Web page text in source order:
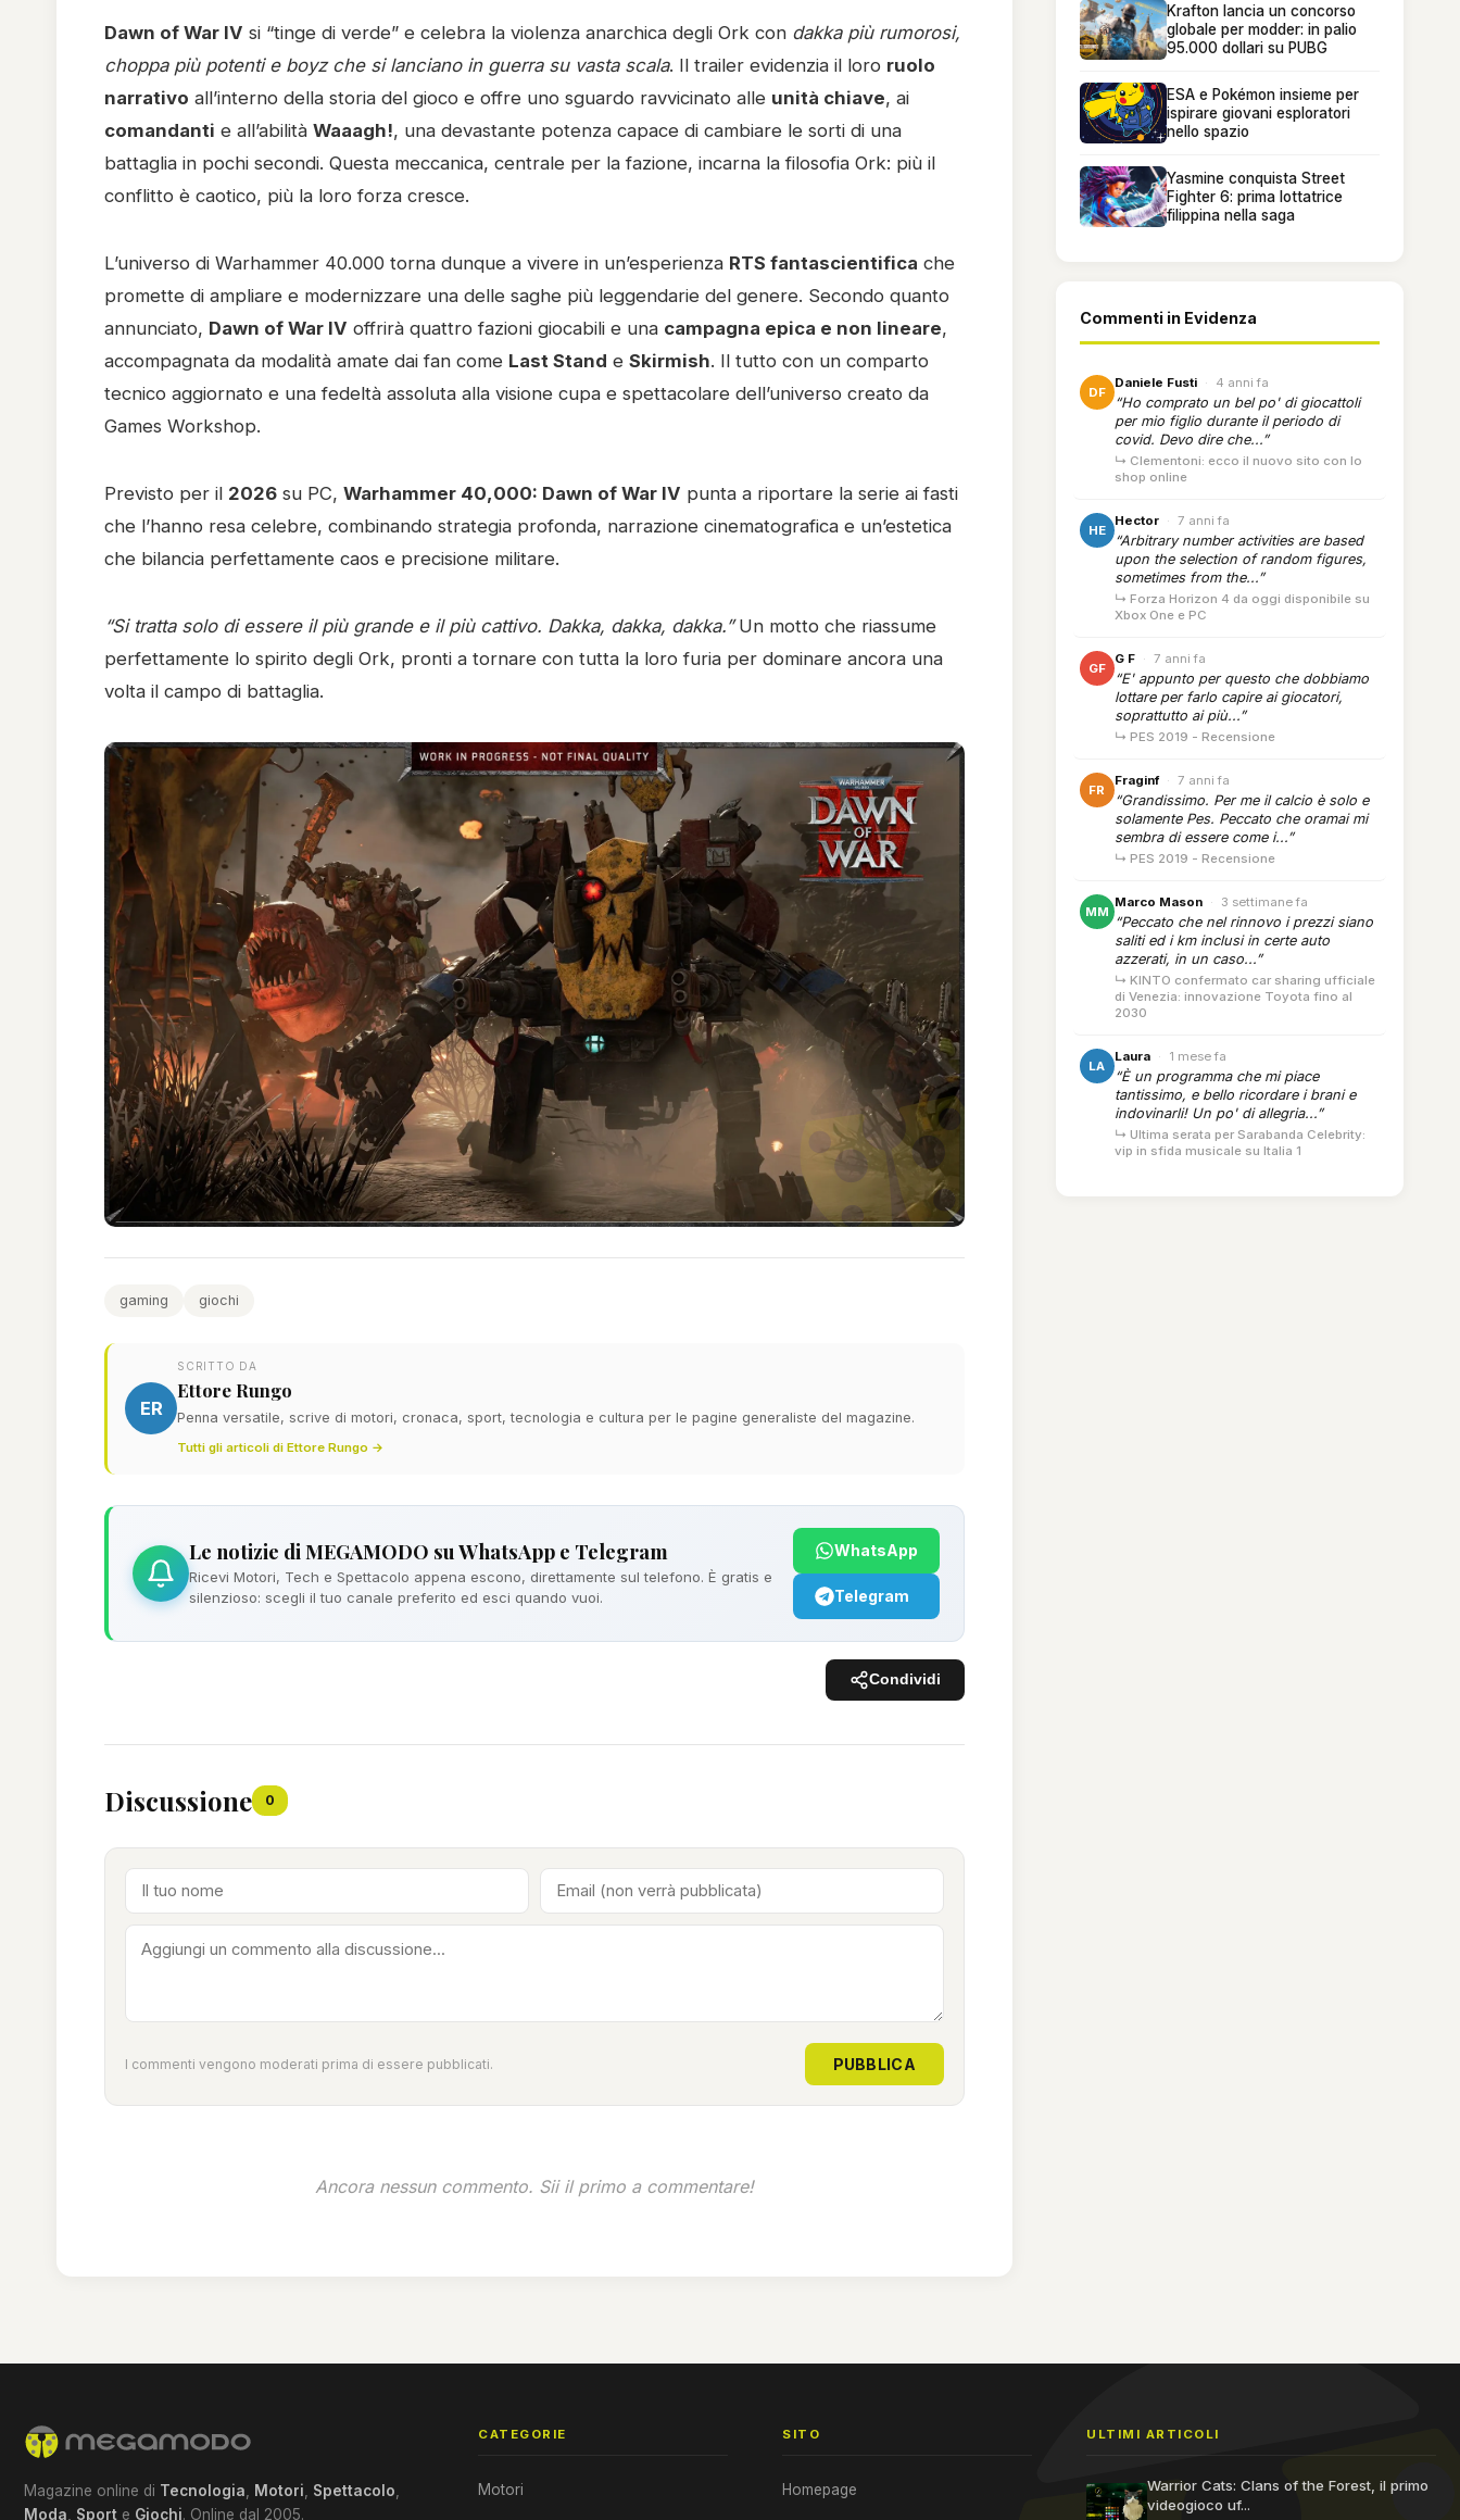
Dawn of War IV si “tinge di verde” e celebra la violenza anarchica degli Ork con dakka più rumorosi,
choppa più potenti e boyz che si lanciano in guerra su vasta scala. Il trailer evidenzia il loro ruolo
narrativo all’interno della storia del gioco e offre uno sguardo ravvicinato alle unità chiave, ai
comandanti e all’abilità Waaagh!, una devastante potenza capace di cambiare le sorti di una
battaglia in pochi secondi. Questa meccanica, centrale per la fazione, incarna la filosofia Ork: più il
conflitto è caotico, più la loro forza cresce.
L’universo di Warhammer 40.000 torna dunque a vivere in un’esperienza RTS fantascientifica che
promette di ampliare e modernizzare una delle saghe più leggendarie del genere. Secondo quanto
annunciato, Dawn of War IV offrirà quattro fazioni giocabili e una campagna epica e non lineare,
accompagnata da modalità amate dai fan come Last Stand e Skirmish. Il tutto con un comparto
tecnico aggiornato e una fedeltà assoluta alla visione cupa e spettacolare dell’universo creato da
Games Workshop.
Previsto per il 2026 su PC, Warhammer 40,000: Dawn of War IV punta a riportare la serie ai fasti
che l’hanno resa celebre, combinando strategia profonda, narrazione cinematografica e un’estetica
che bilancia perfettamente caos e precisione militare.
“Si tratta solo di essere il più grande e il più cattivo. Dakka, dakka, dakka.”Un motto che riassume
perfettamente lo spirito degli Ork, pronti a tornare con tutta la loro furia per dominare ancora una
volta il campo di battaglia.
gaming giochi
ER
SCRITTO DA
Ettore Rungo
Penna versatile, scrive di motori, cronaca, sport, tecnologia e cultura per le pagine generaliste del magazine.
Tutti gli articoli di Ettore Rungo →
Le notizie di MEGAMODO su WhatsApp e Telegram
Ricevi Motori, Tech e Spettacolo appena escono, direttamente sul telefono. È gratis e
silenzioso: scegli il tuo canale preferito ed esci quando vuoi.
WhatsApp
Telegram
Condividi
Discussione 0
I commenti vengono moderati prima di essere pubblicati. PUBBLICA
Ancora nessun commento. Sii il primo a commentare!
Krafton lancia un concorso
globale per modder: in palio
95.000 dollari su PUBG
ESA e Pokémon insieme per
ispirare giovani esploratori
nello spazio
Yasmine conquista Street
Fighter 6: prima lottatrice
filippina nella saga
Commenti in Evidenza
DF
Daniele Fusti · 4 anni fa
“Ho comprato un bel po' di giocattoli
per mio figlio durante il periodo di
covid. Devo dire che...”
↳ Clementoni: ecco il nuovo sito con lo
shop online
HE
Hector · 7 anni fa
“Arbitrary number activities are based
upon the selection of random figures,
sometimes from the...”
↳ Forza Horizon 4 da oggi disponibile su
Xbox One e PC
GF
G F · 7 anni fa
“E' appunto per questo che dobbiamo
lottare per farlo capire ai giocatori,
soprattutto ai più...”
↳ PES 2019 - Recensione
FR
Fraginf · 7 anni fa
“Grandissimo. Per me il calcio è solo e
solamente Pes. Peccato che oramai mi
sembra di essere come i...”
↳ PES 2019 - Recensione
MM
Marco Mason · 3 settimane fa
“Peccato che nel rinnovo i prezzi siano
saliti ed i km inclusi in certe auto
azzerati, in un caso...”
↳ KINTO confermato car sharing ufficiale
di Venezia: innovazione Toyota fino al
2030
LA
Laura · 1 mese fa
“È un programma che mi piace
tantissimo, e bello ricordare i brani e
indovinarli! Un po' di allegria...”
↳ Ultima serata per Sarabanda Celebrity:
vip in sfida musicale su Italia 1
Magazine online di Tecnologia Motori Spettacolo
Moda
Sport e Giochi. Online dal 2005.
CATEGORIE
Motori
SITO
Homepage
ULTIMI ARTICOLI
Warrior Cats: Clans of the Forest, il primo
videogioco uf...